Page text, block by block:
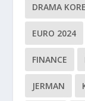
DRAMA
EURO 2024
FINANCE
JERMAN